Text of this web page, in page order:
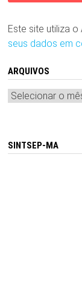
Este site utiliza o
seus dados em
ARQUIVOS
Arquivos
SINTSEP-MA